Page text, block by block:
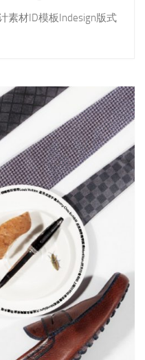
素材ID模板Indesign版式